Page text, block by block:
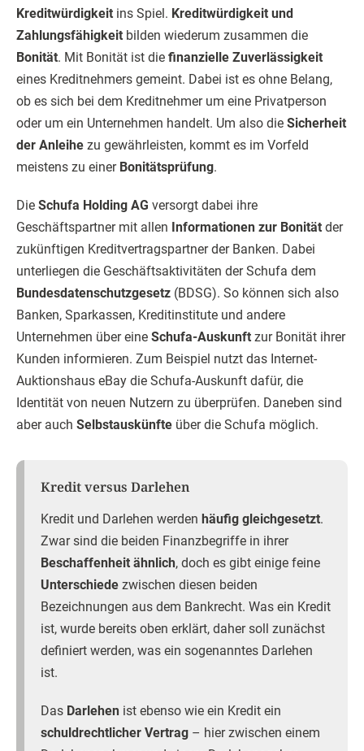
Kreditwürdigkeit ins Spiel. Kreditwürdigkeit und
Zahlungsfähigkeit bilden wiederum zusammen die
Bonität. Mit Bonität ist die finanzielle Zuverlässigkeit
eines Kreditnehmers gemeint. Dabei ist es ohne Belang,
ob es sich bei dem Kreditnehmer um eine Privatperson
oder um ein Unternehmen handelt. Um also die Sicherheit
der Anleihe zu gewährleisten, kommt es im Vorfeld
meistens zu einer Bonitätsprüfung.
Die Schufa Holding AG versorgt dabei ihre
Geschäftspartner mit allen Informationen zur Bonität der
zukünftigen Kreditvertragspartner der Banken. Dabei
unterliegen die Geschäftsaktivitäten der Schufa dem
Bundesdatenschutzgesetz (BDSG). So können sich also
Banken, Sparkassen, Kreditinstitute und andere
Unternehmen über eine Schufa-Auskunft zur Bonität ihrer
Kunden informieren. Zum Beispiel nutzt das Internet-
Auktionshaus eBay die Schufa-Auskunft dafür, die
Identität von neuen Nutzern zu überprüfen. Daneben sind
aber auch Selbstauskünfte über die Schufa möglich.
Kredit versus Darlehen
Kredit und Darlehen werden häufig gleichgesetzt.
Zwar sind die beiden Finanzbegriffe in ihrer
Beschaffenheit ähnlich, doch es gibt einige feine
Unterschiede zwischen diesen beiden
Bezeichnungen aus dem Bankrecht. Was ein Kredit
ist, wurde bereits oben erklärt, daher soll zunächst
definiert werden, was ein sogenanntes Darlehen
ist.
Das Darlehen ist ebenso wie ein Kredit ein
schuldrechtlicher Vertrag – hier zwischen einem